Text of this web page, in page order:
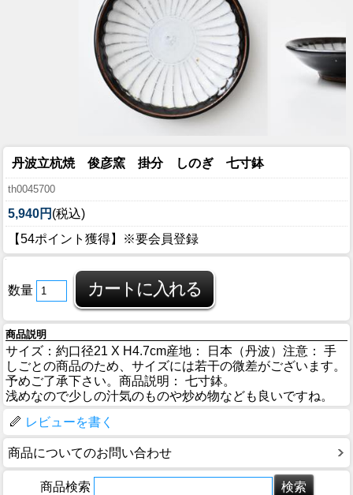
丹波立杭焼 俊彦窯 掛分 しのぎ 七寸鉢
th0045700
5,940円 (税込)
【54ポイント獲得】※要会員登録
数量
商品説明
サイズ：約口径21 X H4.7cm産地： 日本（丹波）注意： 手
しごとの商品のため、サイズには若干の微差がございます。
予めご了承下さい。商品説明： 七寸鉢。
浅めなので少しの汁気のものや炒め物なども良いですね。
レビューを書く
商品についてのお問い合わせ
商品検索